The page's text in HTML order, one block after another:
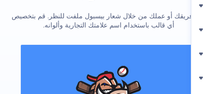
أو عملك من خلال شعار بيسبول ملفت للنظر. قم بتخصيص
أي قالب باستخدام اسم علامتك التجارية وألوانه.